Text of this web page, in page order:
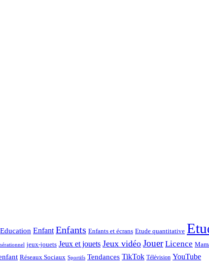
Education Enfant Enfants Enfants et écrans Etude quantitative
jeux-jouets Jeux et jouets Jeux vidéo Jouer Licence
Réseaux Sociaux Sportifs Tendances TikTok Télévision YouTube